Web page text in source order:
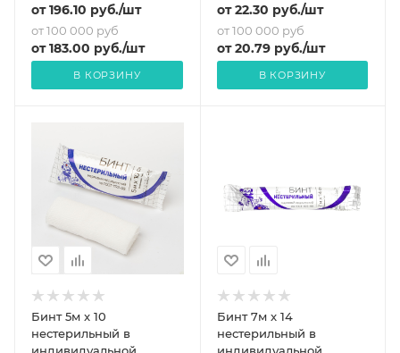
от196.10 руб./шт
от 100 000 руб
от183.00 руб./шт
В КОРЗИНУ
от22.30 руб./шт
от 100 000 руб
от20.79руб./шт
В КОРЗИНУ
Бинт 5м x 10
нестерильный в
Бинт 7м x 14
нестерильный в